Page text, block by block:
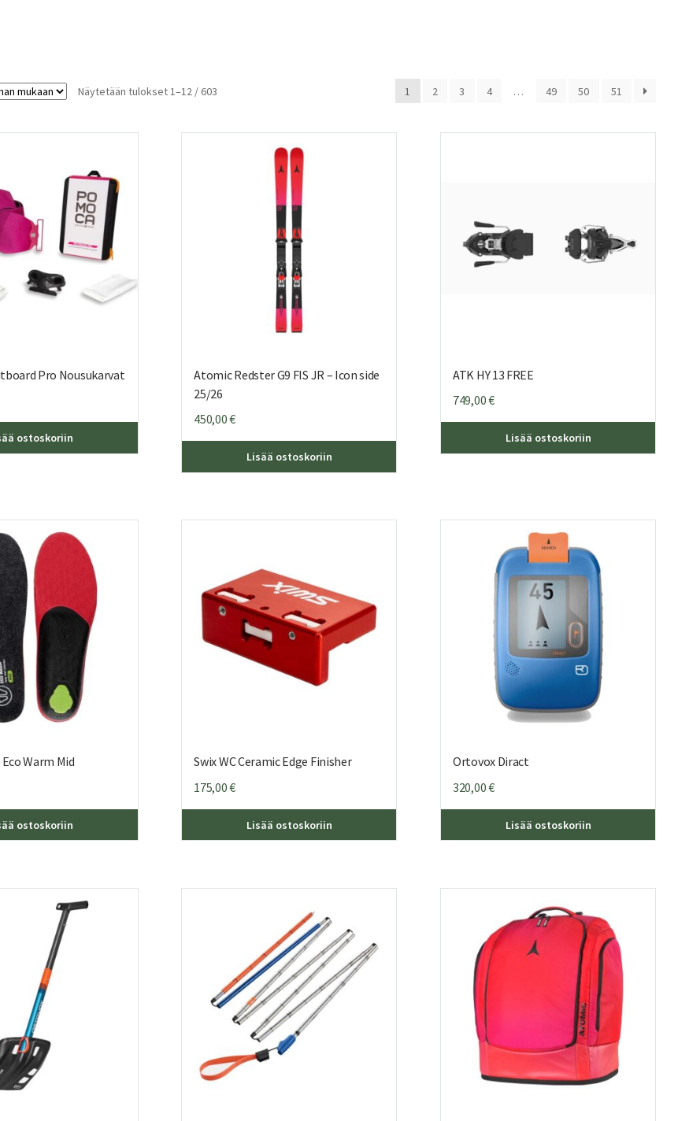
Näytetään tulokset 1–12 / 603Sorted
1 2 3 4 … 49 50 51
Pro Nousukarvat
ostoskoriin
Voit
Atomic Redster G9 FIS JR – Icon side
25/26
450,00€
Lisää ostoskoriin
muunnelma.
ATK HY 13 FREE
749,00€
Lisää ostoskoriin
Warm Mid
ostoskoriin
muunnelma.
Swix WC Ceramic Edge Finisher
175,00€
Lisää ostoskoriin
Ortovox Diract
320,00€
Lisää ostoskoriin